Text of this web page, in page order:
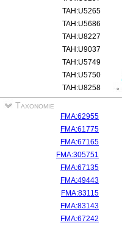
TAH:U5265
TAH:U5686
TAH:U8227
TAH:U9037
TAH:U5749
TAH:U5750
TAH:U8258
Taxonomie
FMA:62955
FMA:61775
FMA:67165
FMA:305751
FMA:67135
FMA:49443
FMA:83115
FMA:83143
FMA:67242